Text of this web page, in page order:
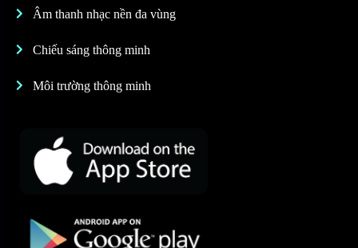
Âm thanh nhạc nền đa vùng
Chiếu sáng thông minh
Môi trường thông minh